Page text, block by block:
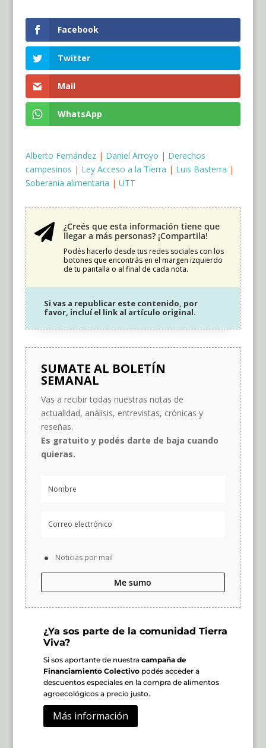
Facebook
Twitter
Mail
WhatsApp
Alberto Fernández| Daniel Arroyo | Derechos
campesinos | Ley Acceso a la Tierra | Luis Basterra |
Soberania alimentaria | UTT

¿Creés que esta información tiene que
llegar a más personas? ¡Compartila!
Podés hacerlo desde tus redes sociales con los
botones que encontrás en el margen izquierdo
de tu pantalla o al final de cada nota.
Si vas a republicar este contenido, por
favor, incluí el link al artículo original.
SUMATE AL BOLETÍN
SEMANAL
Vas a recibir todas nuestras notas de
actualidad, análisis, entrevistas, crónicas y
reseñas.
Es gratuito y podés darte de baja cuando
quieras.
Noticias por mail
Me sumo
¿Ya sos parte de la comunidad Tierra
Viva?
Si sos aportante de nuestra campaña de
Financiamiento Colectivopodés acceder a
descuentos especiales en la compra de alimentos
agroecológicos a precio justo.
Más información